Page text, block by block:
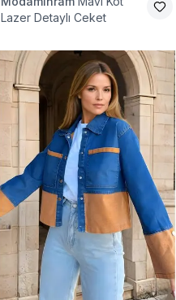
Lazer Detaylı Ceket